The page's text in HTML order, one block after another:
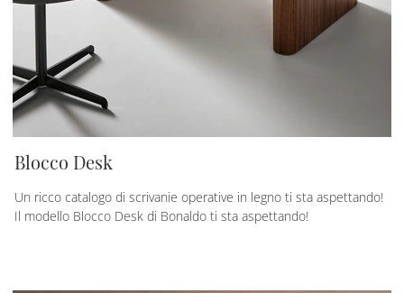
Blocco Desk
Un ricco catalogo di scrivanie operative in legno ti sta aspettando!
Il modello Blocco Desk di Bonaldo ti sta aspettando!